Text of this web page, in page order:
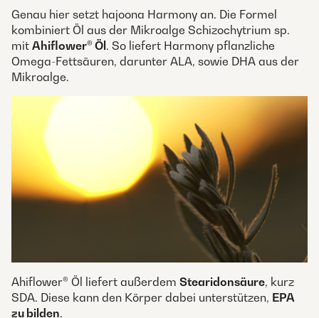
Genau hier setzt hajoona Harmony an. Die Formel
kombiniert Öl aus der Mikroalge Schizochytrium sp.
mit Ahiflower® Öl. So liefert Harmony pflanzliche
Omega-Fettsäuren, darunter ALA, sowie DHA aus der
Mikroalge.
Ahiflower® Öl liefert außerdem Stearidonsäure, kurz
SDA. Diese kann den Körper dabei unterstützen, EPA
zu bilden.